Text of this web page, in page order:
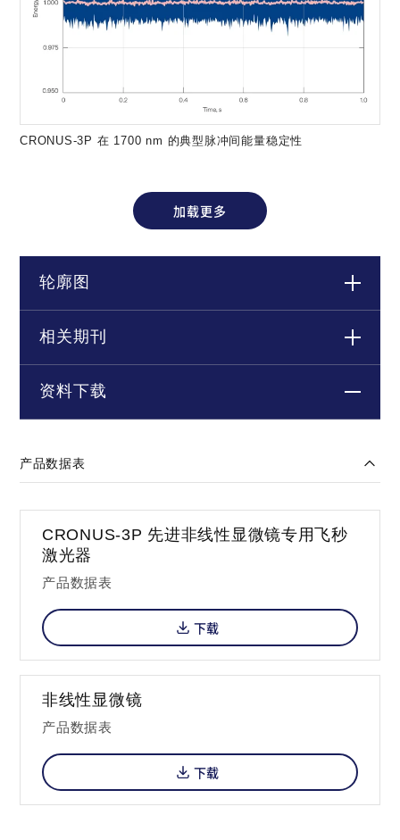
CRONUS-3P 在 1700 nm 的典型脉冲间能量稳定性
加载更多
轮廓图
相关期刊
资料下载
产品数据表
CRONUS-3P 先进非线性显微镜专用飞秒
激光器
产品数据表
下载
非线性显微镜
产品数据表
下载